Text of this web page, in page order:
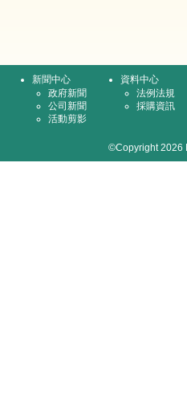
新聞中心
政府新聞
公司新聞
活動剪影
資料中心
法例法規
採購資訊
©Copyright 2026